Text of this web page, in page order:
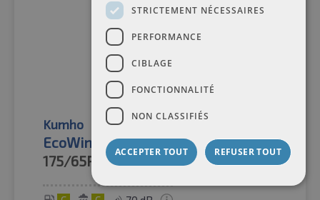
Kumho Pneus d'été
EcoWing ES31
175/65R1584H
STRICTEMENT NÉCESSAIRES
PERFORMANCE
CIBLAGE
FONCTIONNALITÉ
NON CLASSIFIÉS
ACCEPTER TOUT REFUSER TOUT